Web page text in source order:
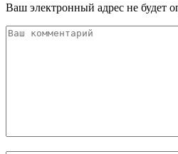
Ваш электронный адрес не будет